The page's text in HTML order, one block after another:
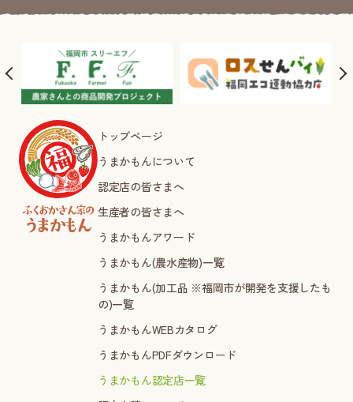
トップページ
うまかもんについて
認定店の皆さまへ
生産者の皆さまへ
うまかもんアワード
うまかもん(農水産物)一覧
うまかもん(加工品 ※福岡市が開発を支援したも
の)一覧
うまかもんWEBカタログ
うまかもんPDFダウンロード
うまかもん認定店一覧